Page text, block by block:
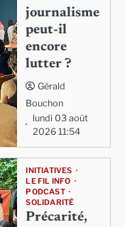
journalisme
peut-il
encore
lutter ?
Gérald
Bouchon
lundi 03 août
2026 11:54
INITIATIVES
LE FIL INFO
PODCAST
SOLIDARITÉ
Précarité,